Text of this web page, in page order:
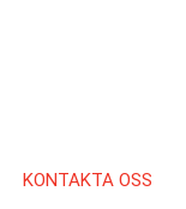
KONTAKTA OSS